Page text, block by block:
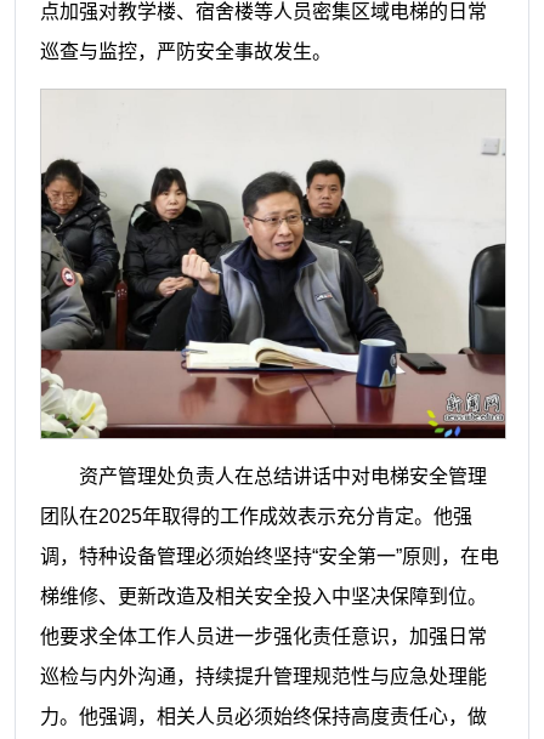
点加强对教学楼、宿舍楼等人员密集区域电梯的日常
巡查与监控，严防安全事故发生。
资产管理处负责人在总结讲话中对电梯安全管理
团队在2025年取得的工作成效表示充分肯定。他强
调，特种设备管理必须始终坚持“安全第一”原则，在电
梯维修、更新改造及相关安全投入中坚决保障到位。
他要求全体工作人员进一步强化责任意识，加强日常
巡检与内外沟通，持续提升管理规范性与应急处理能
力。他强调，相关人员必须始终保持高度责任心，做